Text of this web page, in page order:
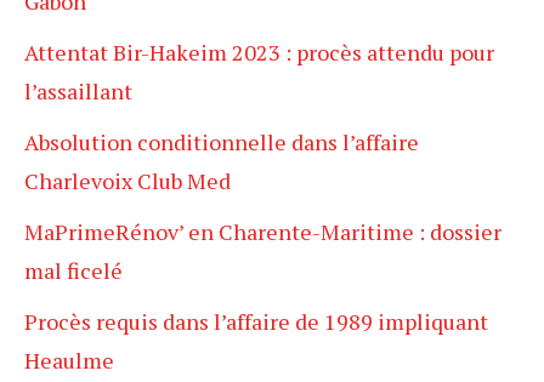
Attentat Bir-Hakeim 2023 : procès attendu pour
l’assaillant
Absolution conditionnelle dans l’affaire
Charlevoix Club Med
MaPrimeRénov’ en Charente-Maritime : dossier
mal ficelé
Procès requis dans l’affaire de 1989 impliquant
Heaulme